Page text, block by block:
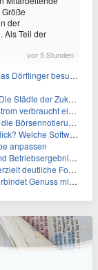
der
Als Teil der
vor 5 Stunden
im Kammerbezirk Freiburg
Zukunft sind grün-blau
ein Aufzug im Gebäude
Wertpapierbörse bekannt
Dienstleister wirklich brauchen
anpassen
und Barreserven in Rekordhöhe
bei ihren AI-Projekten
gegen Brustkrebs